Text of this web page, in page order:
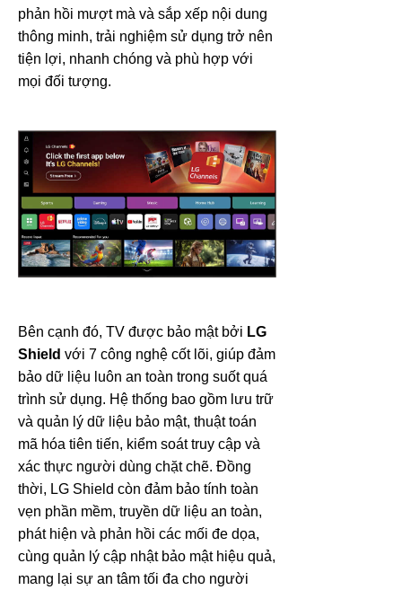
phản hồi mượt mà và sắp xếp nội dung
thông minh, trải nghiệm sử dụng trở nên
tiện lợi, nhanh chóng và phù hợp với
mọi đối tượng.
Bên cạnh đó, TV được bảo mật bởi LG
Shield với 7 công nghệ cốt lõi, giúp đảm
bảo dữ liệu luôn an toàn trong suốt quá
trình sử dụng. Hệ thống bao gồm lưu trữ
và quản lý dữ liệu bảo mật, thuật toán
mã hóa tiên tiến, kiểm soát truy cập và
xác thực người dùng chặt chẽ. Đồng
thời, LG Shield còn đảm bảo tính toàn
vẹn phần mềm, truyền dữ liệu an toàn,
phát hiện và phản hồi các mối đe dọa,
cùng quản lý cập nhật bảo mật hiệu quả,
mang lại sự an tâm tối đa cho người